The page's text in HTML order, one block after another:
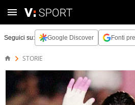
Seguici su: Google Discover Fonti
STORIE